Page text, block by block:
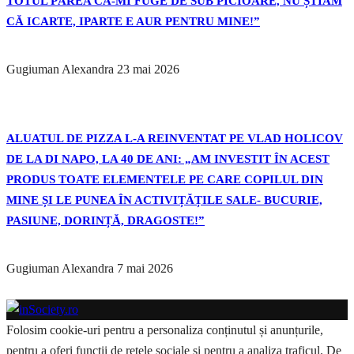
CĂ ICARTE, IPARTE E AUR PENTRU MINE!”
Gugiuman Alexandra 23 mai 2026
ALUATUL DE PIZZA L-A REINVENTAT PE VLAD HOLICOV
DE LA DI NAPO, LA 40 DE ANI: „AM INVESTIT ÎN ACEST
PRODUS TOATE ELEMENTELE PE CARE COPILUL DIN
MINE ȘI LE PUNEA ÎN ACTIVIȚĂȚILE SALE- BUCURIE,
PASIUNE, DORINȚĂ, DRAGOSTE!”
Gugiuman Alexandra 7 mai 2026
Folosim cookie-uri pentru a personaliza conținutul și anunțurile,
pentru a oferi funcții de rețele sociale și pentru a analiza traficul. De